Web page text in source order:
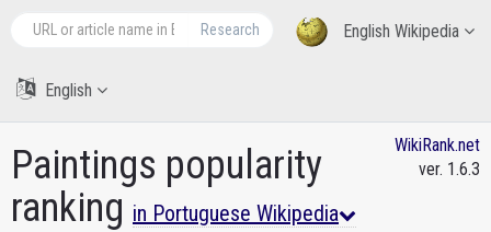
English Wikipedia
Research
English
Paintings popularity
ranking in Portuguese Wikipedia
WikiRank.net
ver. 1.6.3